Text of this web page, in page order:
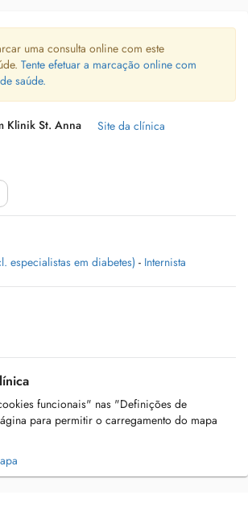
uma consulta online com este
Tente efetuar a marcação online com
saúde.
Klinik St. Anna
Site da clínica
especialistas em diabetes) - Internista
funcionais" nas "Definições de
para permitir o carregamento do mapa